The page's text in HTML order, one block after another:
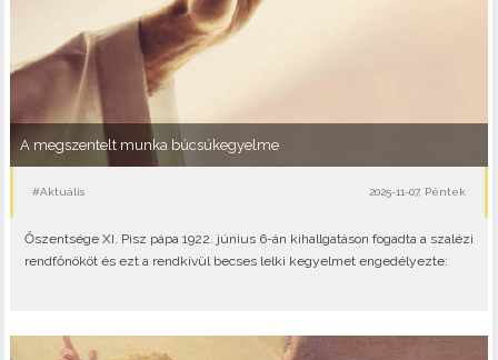
A megszentelt munka búcsúkegyelme
#Aktuális 2025-11-07, Péntek
Őszentsége XI. Pisz pápa 1922. június 6-án kihallgatáson fogadta a szalézi
rendfőnököt és ezt a rendkívül becses lelki kegyelmet engedélyezte: